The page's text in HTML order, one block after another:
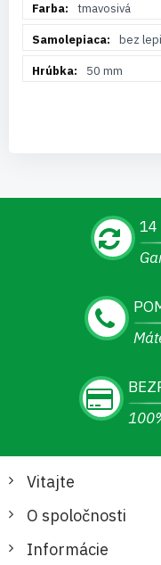
tmavosivá
bez
50 mm
14
Vitajte
O spoločnosti
Informácie